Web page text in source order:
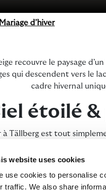
website uses cookies
use cookies to personalise
traffic. We also share
Mariage d’hiver
recouvre le paysage
qui descendent vers le
cadre hivernal
étoilé &
à Tällberg est tout
et offrez à vos invités